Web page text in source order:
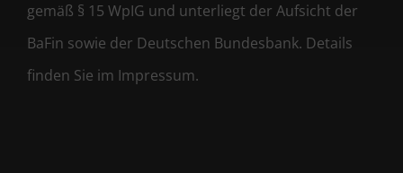
gemäß § 15 WpIG und unterliegt der Aufsicht der
BaFin sowie der Deutschen Bundesbank. Details
finden Sie im Impressum.